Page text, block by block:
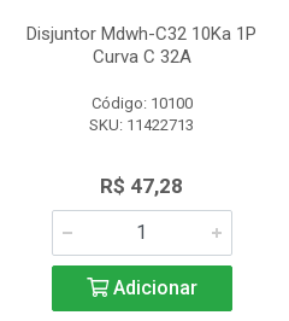
Disjuntor Mdwh-C32 10Ka 1P
Curva C 32A
Código: 10100
SKU: 11422713
R$ 47,28
Adicionar